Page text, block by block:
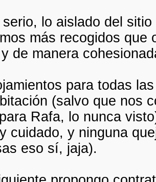
lo aislado del
más recogidos
de manera
para todas
(salvo que nos
Rafa, lo nunca
cuidado, y ninguna
eso sí, jaja).